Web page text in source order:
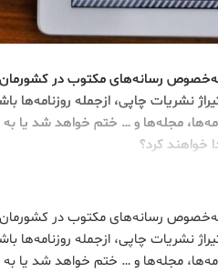
رسانه‌های مکتوب در
نشریات چاپی، ازجمله روزنامه‌ها
مجله‌ها و … ختم خواهد شد یا
خواهند کرد؟
رسانه‌های مکتوب در
نشریات چاپی، ازجمله روزنامه‌ها
مجله‌ها و … ختم خواهد شد یا